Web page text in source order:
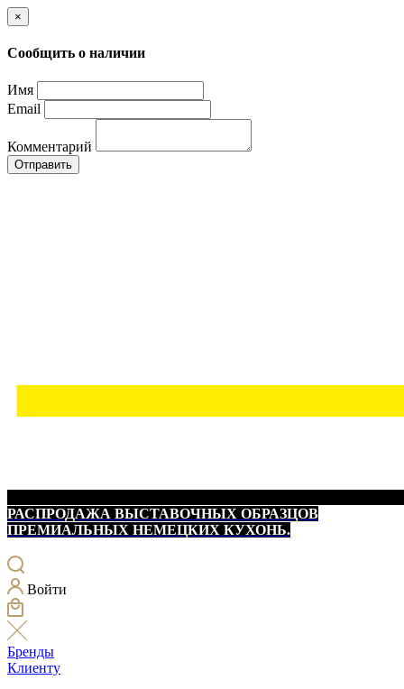
×
Сообщить о наличии
Имя
Email
Комментарий
Отправить
РАСПРОДАЖА ВЫСТАВОЧНЫХ ОБРАЗЦОВ
ПРЕМИАЛЬНЫХ НЕМЕЦКИХ КУХОНЬ.
Войти
Бренды
Клиенту